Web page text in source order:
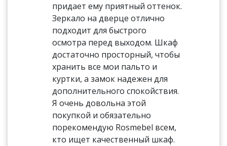
придает ему приятный оттенок.
Зеркало на дверце отлично
подходит для быстрого
осмотра перед выходом. Шкаф
достаточно просторный, чтобы
хранить все мои пальто и
куртки, а замок надежен для
дополнительного спокойствия.
Я очень довольна этой
покупкой и обязательно
порекомендую Rosmebel всем,
кто ищет качественный шкаф.